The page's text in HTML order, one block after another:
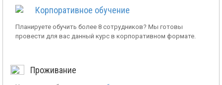
Корпоративное обучение
Планируете обучить более 8 сотрудников? Мы готовы
провести для вас данный курс в корпоративном формате.
Проживание